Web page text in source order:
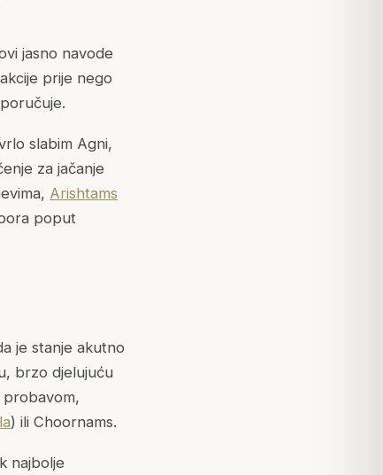
jasno navode
prije nego
slabim Agni,
za jačanje
Arishtams
poput
je stanje akutno
brzo djelujuću
probavom,
) ili Choornams.
najbolje